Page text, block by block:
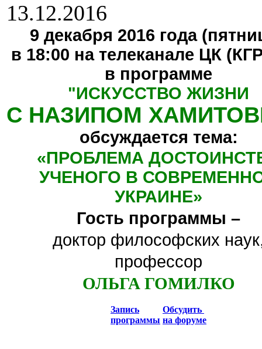
13.12.2016
9 декабря 2016 года
в 18:00 на телеканале ЦК
в программе
"ИСКУССТВО ЖИЗНИ
С НАЗИПОМ
обсуждается тема:
«ПРОБЛЕМА
УЧЕНОГО В
УКРАИНЕ»
Гость программы –
доктор философских
профессор
ОЛЬГА ГОМИЛКО
Запись
программы
Обсудить
на форуме